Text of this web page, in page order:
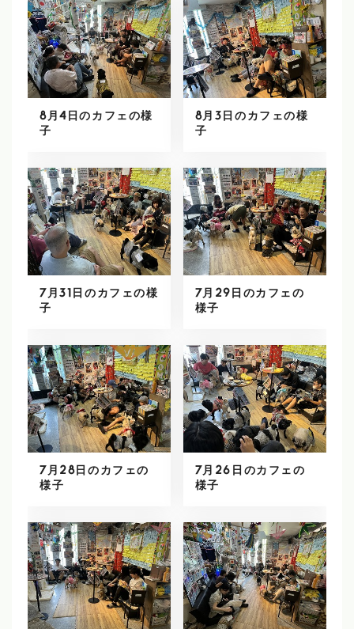
8月4日のカフェの様
子
8月3日のカフェの様
子
7月31日のカフェの様
子
7月29日のカフェの
様子
7月28日のカフェの
様子
7月26日のカフェの
様子